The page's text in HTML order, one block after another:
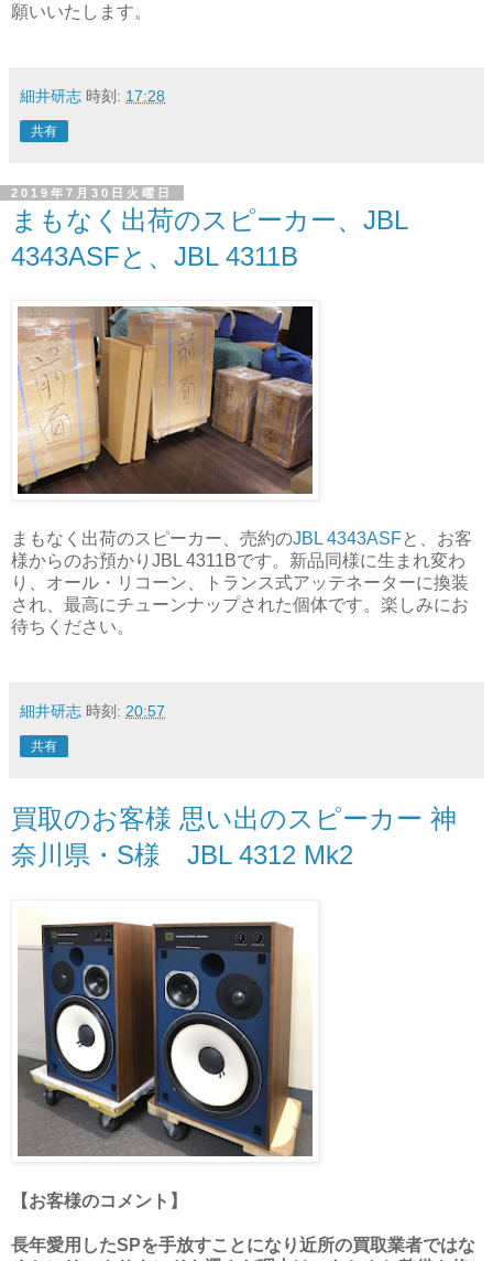
願いいたします。
細井研志 時刻: 17:28
共有
2019年7月30日火曜日
まもなく出荷のスピーカー、JBL
4343ASFと、JBL 4311B
まもなく出荷のスピーカー、売約のJBL 4343ASFと、お客
様からのお預かりJBL 4311Bです。新品同様に生まれ変わ
り、オール・リコーン、トランス式アッテネーターに換装
され、最高にチューンナップされた個体です。楽しみにお
待ちください。
細井研志 時刻: 20:57
共有
買取のお客様 思い出のスピーカー 神
奈川県・S様 JBL 4312 Mk2
【お客様のコメント】
長年愛用したSPを手放すことになり近所の買取業者ではな